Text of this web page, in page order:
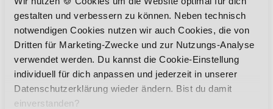
gestalten und verbessern zu können. Neben technisch
notwendigen Cookies nutzen wir auch Cookies, die von
Dritten für Marketing-Zwecke und zur Nutzungs-Analyse
verwendet werden. Du kannst die Cookie-Einstellung
individuell für dich anpassen und jederzeit in unserer
Datenschutzerklärung wieder ändern. Bist du damit
einverstanden?
mit KI entscheidend sind.
BERUFLICHE PERSPEKTIVEN
FLEXIBILITÄT DER WEITERBILDUNG "EU AI
ACT (ART. 4) KOMPETENZZERTIFIKAT"